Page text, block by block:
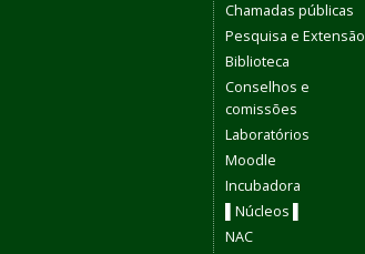
Chamadas públicas
Pesquisa e Extensão
Biblioteca
Conselhos e
comissões
Laboratórios
Moodle
Incubadora
▌Núcleos ▌
NAC